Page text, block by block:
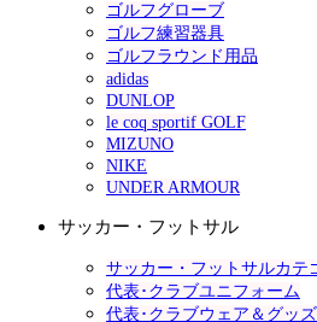
ゴルフグローブ
ゴルフ練習器具
ゴルフラウンド用品
adidas
DUNLOP
le coq sportif GOLF
MIZUNO
NIKE
UNDER ARMOUR
サッカー・フットサル
サッカー・フットサルカテ
代表･クラブユニフォーム
代表･クラブウェア＆グッズ